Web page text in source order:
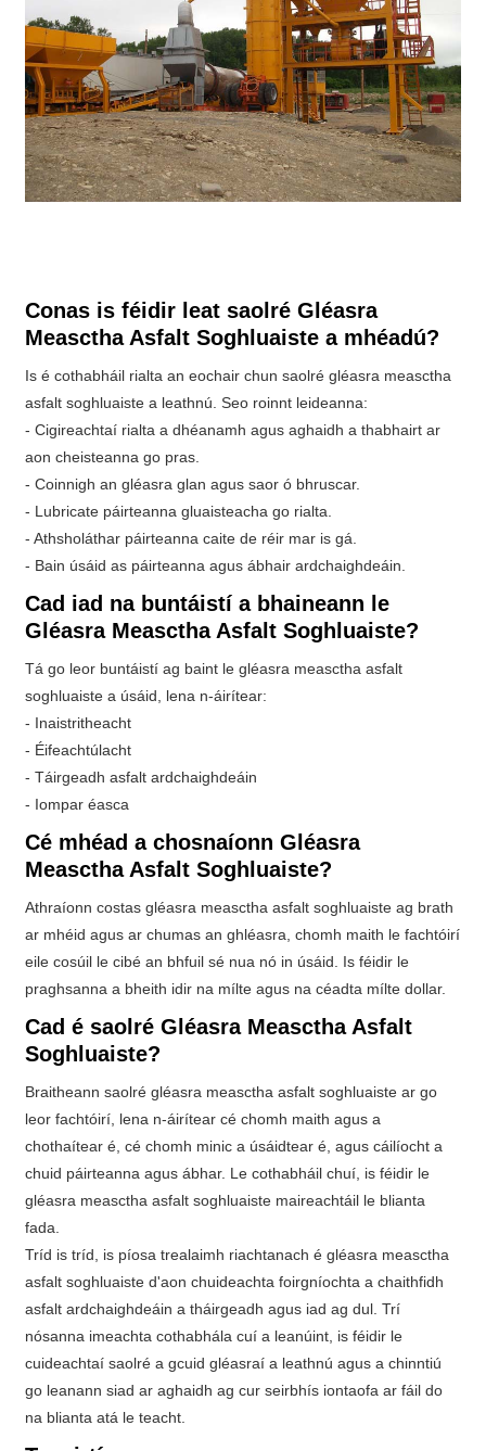
Conas is féidir leat saolré Gléasra
Measctha Asfalt Soghluaiste a mhéadú?
Is é cothabháil rialta an eochair chun saolré gléasra measctha
asfalt soghluaiste a leathnú. Seo roinnt leideanna:
- Cigireachtaí rialta a dhéanamh agus aghaidh a thabhairt ar
aon cheisteanna go pras.
- Coinnigh an gléasra glan agus saor ó bhruscar.
- Lubricate páirteanna gluaisteacha go rialta.
- Athsholáthar páirteanna caite de réir mar is gá.
- Bain úsáid as páirteanna agus ábhair ardchaighdeáin.
Cad iad na buntáistí a bhaineann le
Gléasra Measctha Asfalt Soghluaiste?
Tá go leor buntáistí ag baint le gléasra measctha asfalt
soghluaiste a úsáid, lena n-áirítear:
- Inaistritheacht
- Éifeachtúlacht
- Táirgeadh asfalt ardchaighdeáin
- Iompar éasca
Cé mhéad a chosnaíonn Gléasra
Measctha Asfalt Soghluaiste?
Athraíonn costas gléasra measctha asfalt soghluaiste ag brath
ar mhéid agus ar chumas an ghléasra, chomh maith le fachtóirí
eile cosúil le cibé an bhfuil sé nua nó in úsáid. Is féidir le
praghsanna a bheith idir na mílte agus na céadta mílte dollar.
Cad é saolré Gléasra Measctha Asfalt
Soghluaiste?
Braitheann saolré gléasra measctha asfalt soghluaiste ar go
leor fachtóirí, lena n-áirítear cé chomh maith agus a
chothaítear é, cé chomh minic a úsáidtear é, agus cáilíocht a
chuid páirteanna agus ábhar. Le cothabháil chuí, is féidir le
gléasra measctha asfalt soghluaiste maireachtáil le blianta
fada.
Tríd is tríd, is píosa trealaimh riachtanach é gléasra measctha
asfalt soghluaiste d'aon chuideachta foirgníochta a chaithfidh
asfalt ardchaighdeáin a tháirgeadh agus iad ag dul. Trí
nósanna imeachta cothabhála cuí a leanúint, is féidir le
cuideachtaí saolré a gcuid gléasraí a leathnú agus a chinntiú
go leanann siad ar aghaidh ag cur seirbhís iontaofa ar fáil do
na blianta atá le teacht.